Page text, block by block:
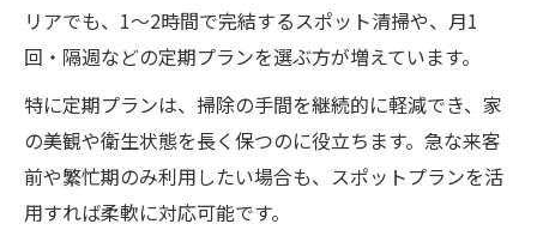
リアでも、1～2時間で完結するスポット清掃や、月1
回・隔週などの定期プランを選ぶ方が増えています。
特に定期プランは、掃除の手間を継続的に軽減でき、家
の美観や衛生状態を長く保つのに役立ちます。急な来客
前や繁忙期のみ利用したい場合も、スポットプランを活
用すれば柔軟に対応可能です。